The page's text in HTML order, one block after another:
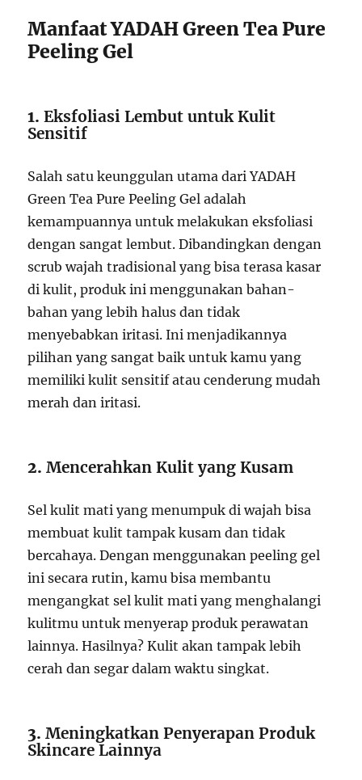
Manfaat YADAH Green Tea Pure
Peeling Gel
1.Eksfoliasi Lembut untuk Kulit
Sensitif
Salah satu keunggulan utama dari YADAH
Green Tea Pure Peeling Gel adalah
kemampuannya untuk melakukan eksfoliasi
dengan sangat lembut. Dibandingkan dengan
scrub wajah tradisional yang bisa terasa kasar
di kulit, produk ini menggunakan bahan-
bahan yang lebih halus dan tidak
menyebabkan iritasi. Ini menjadikannya
pilihan yang sangat baik untuk kamu yang
memiliki kulit sensitif atau cenderung mudah
merah dan iritasi.
2.Mencerahkan Kulit yang Kusam
Sel kulit mati yang menumpuk di wajah bisa
membuat kulit tampak kusam dan tidak
bercahaya. Dengan menggunakan peeling gel
ini secara rutin, kamu bisa membantu
mengangkat sel kulit mati yang menghalangi
kulitmu untuk menyerap produk perawatan
lainnya. Hasilnya? Kulit akan tampak lebih
cerah dan segar dalam waktu singkat.
3.Meningkatkan Penyerapan Produk
Skincare Lainnya